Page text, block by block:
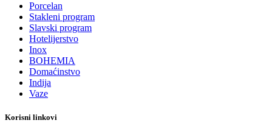
Porcelan
Stakleni program
Slavski program
Hotelijerstvo
Inox
BOHEMIA
Domaćinstvo
Indija
Vaze
Korisni linkovi